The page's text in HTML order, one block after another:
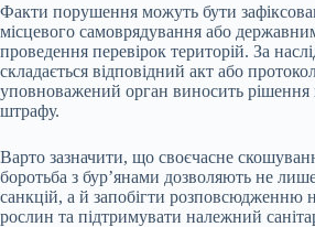
Факти порушення можуть бути
місцевого самоврядування або
проведення перевірок територій. За
складається відповідний акт або
уповноважений орган виносить рішення
штрафу.
Варто зазначити, що своєчасне
боротьба з бур’янами дозволяють не
санкцій, а й запобігти розповсюдженню
рослин та підтримувати належний